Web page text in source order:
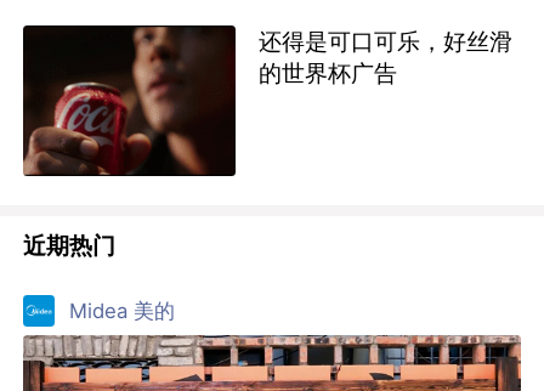
还得是可口可乐，好丝滑
的世界杯广告
近期热门
Midea 美的